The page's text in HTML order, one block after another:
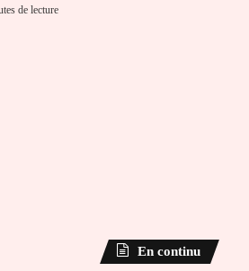
de lecture
En continu